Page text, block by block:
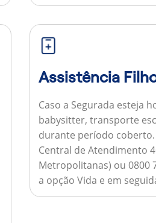
Assistência
Caso a Segurada esteja
babysitter, transporte
durante período coberto.
Central de Atendimento
Metropolitanas) ou 0800
a opção Vida e em